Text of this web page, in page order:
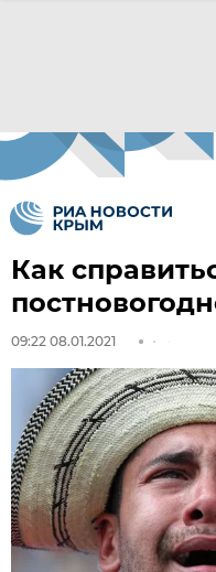
Как
09:22 08.01.2021